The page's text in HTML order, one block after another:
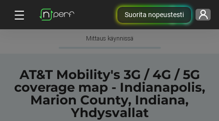
Suorita nopeustesti
Mittaus käynnissä
AT&T Mobility's 3G / 4G / 5G
coverage map - Indianapolis,
Marion County, Indiana,
Yhdysvallat